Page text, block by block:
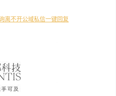
离不开公域私信一键回复